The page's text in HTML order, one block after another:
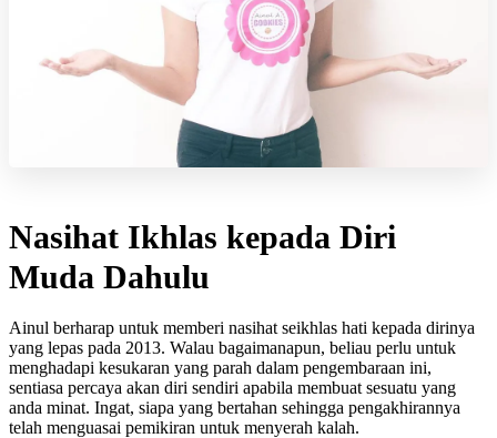
Nasihat Ikhlas kepada Diri
Muda Dahulu
Ainul berharap untuk memberi nasihat seikhlas hati kepada dirinya
yang lepas pada 2013. Walau bagaimanapun, beliau perlu untuk
menghadapi kesukaran yang parah dalam pengembaraan ini,
sentiasa percaya akan diri sendiri apabila membuat sesuatu yang
anda minat. Ingat, siapa yang bertahan sehingga pengakhirannya
telah menguasai pemikiran untuk menyerah kalah.